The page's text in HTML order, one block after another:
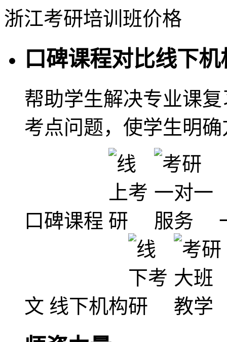
浙江考研培训班价格
口碑课程对比线下
帮助学生解决专业课
考点问题，使学生明确
口碑课程
文 线下机构